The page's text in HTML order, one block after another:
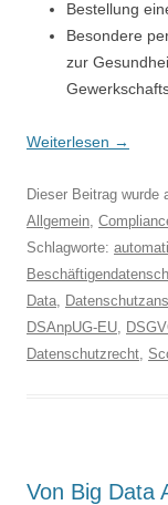
Bestellung
Besondere
zur
Weiterlesen →
Dieser Beitrag wurde
Allgemein,
Schlagworte:
Data,
DSAnpUG-EU,
Datenschutzrecht,
Von Big Data